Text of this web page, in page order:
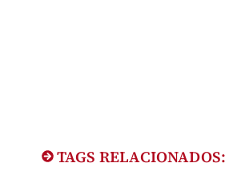
TAGS RELACIONADOS: